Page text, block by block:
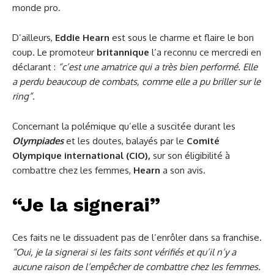
monde pro.
D’ailleurs, Eddie Hearn est sous le charme et flaire le bon
coup. Le promoteur britannique l’a reconnu ce mercredi en
déclarant : “c’est une amatrice qui a très bien performé. Elle
a perdu beaucoup de combats, comme elle a pu briller sur le
ring”.
Concernant la polémique qu’elle a suscitée durant les
Olympiadeset les doutes, balayés par le Comité
Olympique international (CIO), sur son éligibilité à
combattre chez les femmes, Hearn a son avis.
“Je la signerai”
Ces faits ne le dissuadent pas de l’enrôler dans sa franchise.
“Oui, je la signerai si les faits sont vérifiés et qu’il n’y a
aucune raison de l’empêcher de combattre chez les femmes.